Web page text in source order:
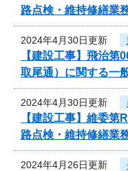
路点検・維持修繕業
2024年4月30日更新
【建設工事】飛治
取尾通）に関する一
2024年4月30日更新
【建設工事】維委第
路点検・維持修繕業
2024年4月26日更新